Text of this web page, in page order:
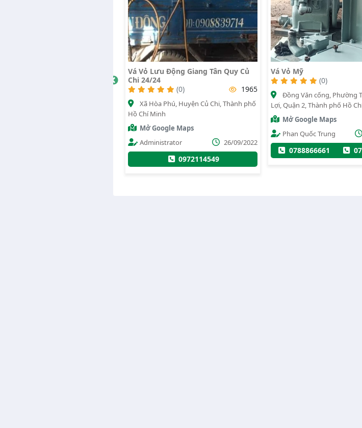
Vá Vỏ Lưu Động Giang Tân Quy Củ
1965
Xã Hòa Phú, Huyện Củ Chi, Thành phố
26/09/2022
Vá Vỏ Mỹ
1383
Đồng Văn cống, Phường Thạnh Mỹ
Lợi, Quận 2, Thành phố Hồ Chí Minh
Phan Quốc Trung
21/07/2020
0788866661 0788866662
số 25
Thành phố
Mở